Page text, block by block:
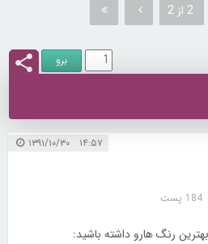
2 از 2
۱۴:۵۷ ۱۳۹۱/۱۰/۳۰
184 پست
رنگ هارو داشته باشید: